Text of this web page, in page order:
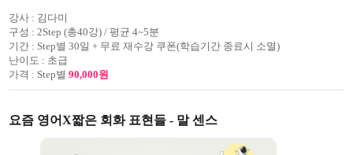
강사 : 김다미
구성 : 2Step (총40강) / 평균 4~5분
기간 : Step별 30일 + 무료 재수강 쿠폰(학습기간 종료시 소멸)
난이도 : 초급
가격 : Step별 90,000원
요즘 영어X짧은 회화 표현들 - 말 센스